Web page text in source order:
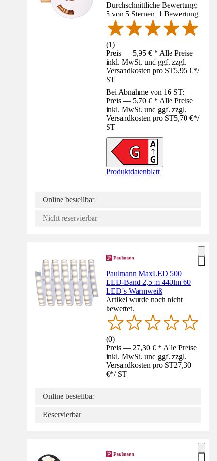
Durchschnittliche Bewertung:
5 von 5 Sternen. 1 Bewertung.
(1)
Preis — 5,95 € * Alle Preise
inkl. MwSt. und ggf. zzgl.
Versandkosten pro ST5,95 €*/
ST
Bei Abnahme von 16 ST:
Preis — 5,70 € * Alle Preise
inkl. MwSt. und ggf. zzgl.
Versandkosten pro ST5,70 €*/
ST
Produktdatenblatt
Online bestellbar
Nicht reservierbar
Paulmann MaxLED 500
LED-Band 2,5 m 440lm 60
LED´s Warmweiß
Artikel wurde noch nicht
bewertet.
(0)
Preis — 27,30 € * Alle Preise
inkl. MwSt. und ggf. zzgl.
Versandkosten pro ST27,30
€*/ ST
Online bestellbar
Reservierbar